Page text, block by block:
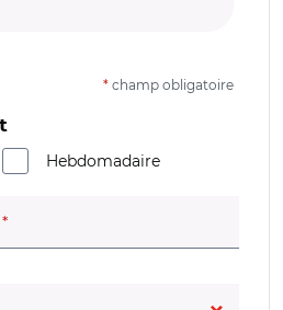
* champ obligatoire
Hebdomadaire
(champ obligatoire)